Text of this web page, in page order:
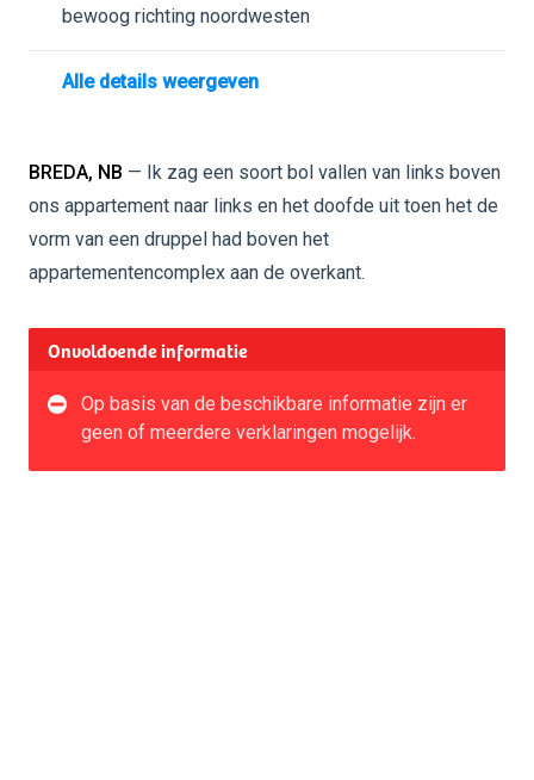
bewoog richting noordwesten
Alle details weergeven
BREDA, NB — Ik zag een soort bol vallen van links boven
ons appartement naar links en het doofde uit toen het de
vorm van een druppel had boven het
appartementencomplex aan de overkant.
Onvoldoende informatie
Op basis van de beschikbare informatie zijn er
geen of meerdere verklaringen mogelijk.